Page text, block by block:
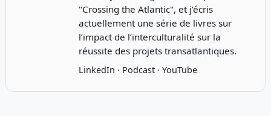
"Crossing the Atlantic", et j’écris
actuellement une série de livres sur
l’impact de l’interculturalité sur la
réussite des projets transatlantiques.
LinkedIn · Podcast· YouTube